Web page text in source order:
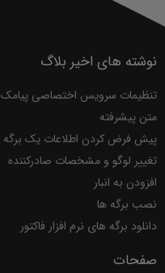
نوشته های اخیر بلاگ
تنظیمات سرویس اختصاصی پیامک
متن پیشرفته
پیش فرض کردن اطلاعات یک برگه
تغییر لوگو و مشخصات صادرکننده
افزودن به انبار
نصب برگه ها
دانلود برگه های نرم افزار فاکتور
صفحات